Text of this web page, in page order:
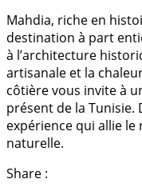
Mahdia, riche en
destination à part
à l’architecture
artisanale et la
côtière vous invite à
présent de la Tunisie.
expérience qui allie
naturelle.
Share :